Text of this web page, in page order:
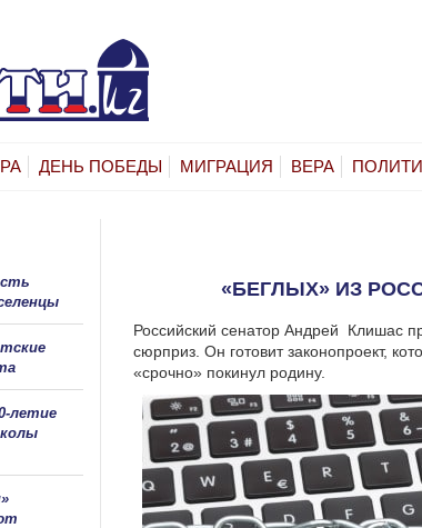
ДЕНЬ ПОБЕДЫ МИГРАЦИЯ ВЕРА
«БЕГЛЫХ» ИЗ
Российский сенатор Андрей Клишас
сюрприз. Он готовит законопроект,
«срочно» покинул родину.
летие